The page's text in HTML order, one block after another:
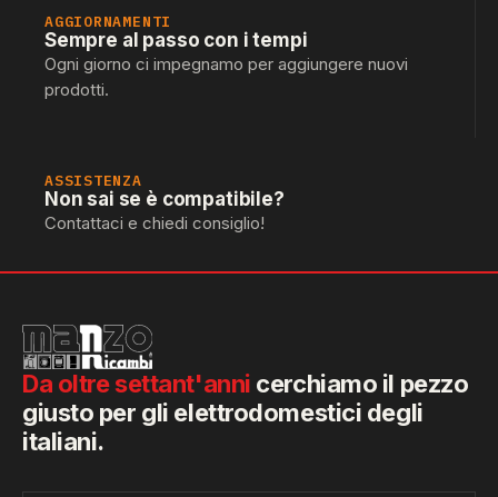
AGGIORNAMENTI
Sempre al passo con i tempi
Ogni giorno ci impegnamo per aggiungere nuovi
prodotti.
ASSISTENZA
Non sai se è compatibile?
Contattaci e chiedi consiglio!
Da oltre settant'anni cerchiamo il pezzo
giusto per gli elettrodomestici degli
italiani.